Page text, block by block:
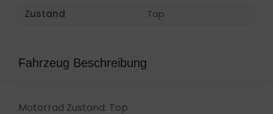
Zustand
Top
Fahrzeug Beschreibung
Motorrad Zustand: Top